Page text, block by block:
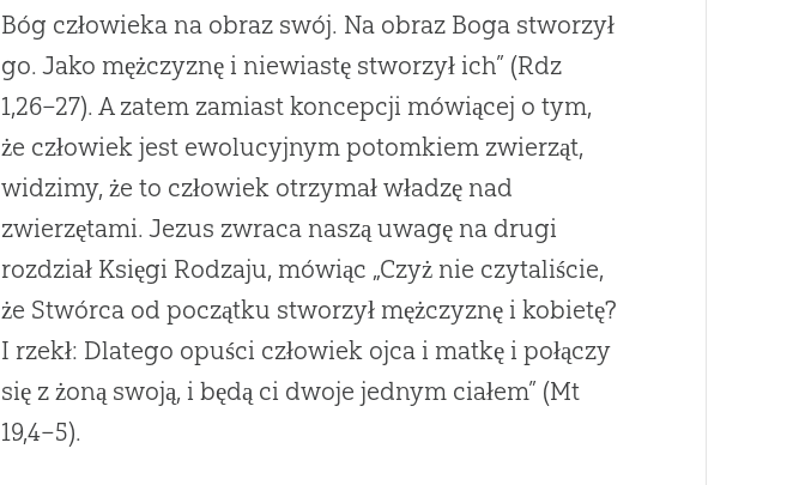
Bóg człowieka na obraz swój. Na obraz Boga stworzył
go. Jako mężczyznę i niewiastę stworzył ich” (Rdz
1,26–27). A zatem zamiast koncepcji mówiącej o tym,
że człowiek jest ewolucyjnym potomkiem zwierząt,
widzimy, że to człowiek otrzymał władzę nad
zwierzętami. Jezus zwraca naszą uwagę na drugi
rozdział Księgi Rodzaju, mówiąc „Czyż nie czytaliście,
że Stwórca od początku stworzył mężczyznę i kobietę?
I rzekł: Dlatego opuści człowiek ojca i matkę i połączy
się z żoną swoją, i będą ci dwoje jednym ciałem” (Mt
19,4–5).